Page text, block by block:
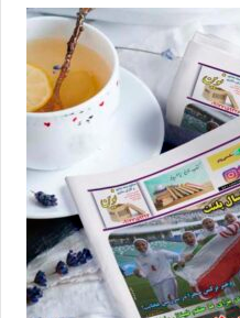
اینستاگرام دنبال کنید
ملی فوتبال
فدراسیون فوتبال